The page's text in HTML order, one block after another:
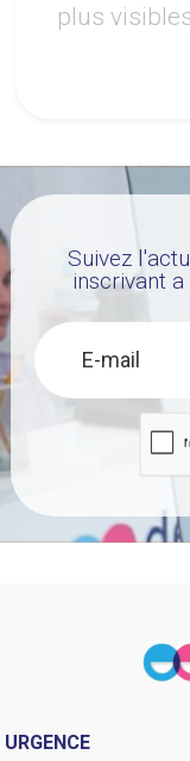
plus
Suivez
inscrivant
URGENCE